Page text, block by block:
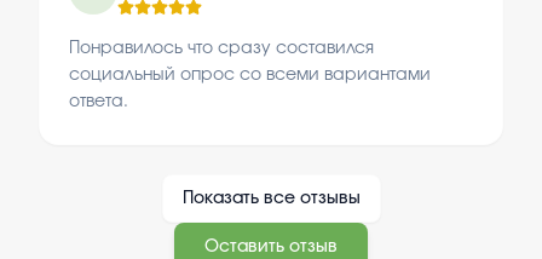
Понравилось что сразу составился
социальный опрос со всеми вариантами
ответа.
Показать все отзывы
Оставить отзыв